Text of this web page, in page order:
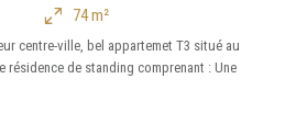
74 m²
centre-ville, bel appartemet T3 situé au
résidence de standing comprenant : Une